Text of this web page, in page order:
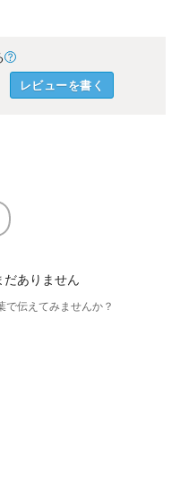
レビューを書く
ありません
で伝えてみませんか？